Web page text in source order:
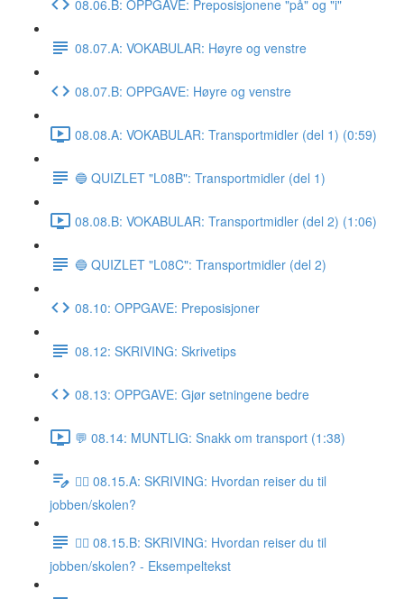
08.06.B: OPPGAVE: Preposisjonene "på" og "i"
08.07.A: VOKABULAR: Høyre og venstre
08.07.B: OPPGAVE: Høyre og venstre
08.08.A: VOKABULAR: Transportmidler (del 1) (0:59)
🔵 QUIZLET "L08B": Transportmidler (del 1)
08.08.B: VOKABULAR: Transportmidler (del 2) (1:06)
🔵 QUIZLET "L08C": Transportmidler (del 2)
08.10: OPPGAVE: Preposisjoner
08.12: SKRIVING: Skrivetips
08.13: OPPGAVE: Gjør setningene bedre
💬 08.14: MUNTLIG: Snakk om transport (1:38)
✍🏼 08.15.A: SKRIVING: Hvordan reiser du til
jobben/skolen?
✍🏼 08.15.B: SKRIVING: Hvordan reiser du til
jobben/skolen? - Eksempeltekst